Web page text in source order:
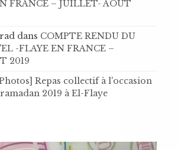
FRANCE – JUILLET- AOUT
dans COMPTE RENDU DU
-FLAYE EN FRANCE –
2019
Repas collectif à l'occasion
2019 à El-Flaye